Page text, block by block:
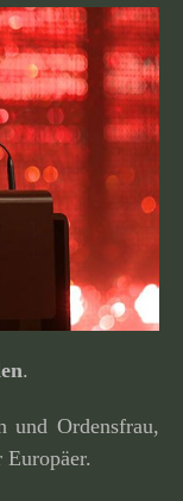
.
Ordensfrau,